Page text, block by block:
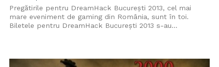
Pregătirile pentru DreamHack București 2013, cel mai
mare eveniment de gaming din România, sunt în toi.
Biletele pentru DreamHack București 2013 s-au...